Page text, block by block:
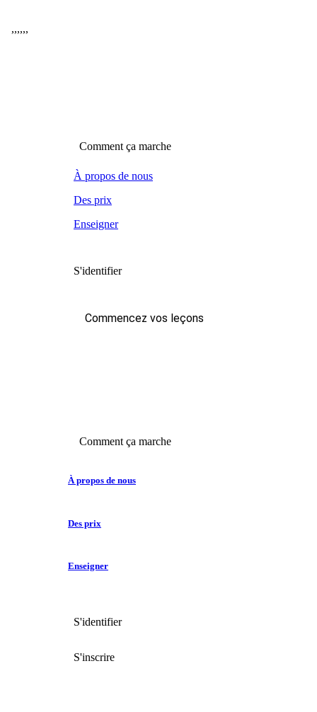
,,,,,,
Comment ça marche
À propos de nous
Des prix
Enseigner
S'identifier
Commencez vos leçons
Comment ça marche
À propos de nous
Des prix
Enseigner
S'identifier
S'inscrire